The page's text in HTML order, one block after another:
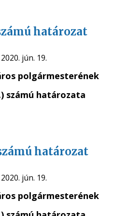
határozat
2020. jún. 19.
polgármesterének
számú határozata
határozat
2020. jún. 19.
polgármesterének